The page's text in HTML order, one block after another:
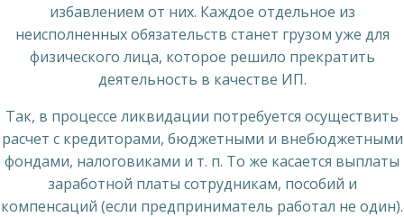
избавлением от них. Каждое отдельное из
неисполненных обязательств станет грузом уже для
физического лица, которое решило прекратить
деятельность в качестве ИП.
Так, в процессе ликвидации потребуется осуществить
расчет с кредиторами, бюджетными и внебюджетными
фондами, налоговиками и т. п. То же касается выплаты
заработной платы сотрудникам, пособий и
компенсаций (если предприниматель работал не один).